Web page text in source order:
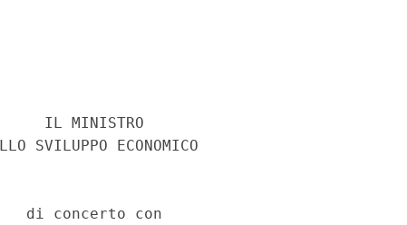
IL MINISTRO
SVILUPPO ECONOMICO
di concerto con